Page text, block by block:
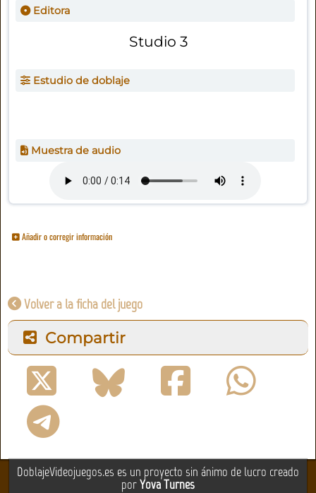
Editora
Studio 3
Estudio de doblaje
Muestra de audio
Añadir o corregir información
Volver a la ficha del juego
Compartir
DoblajeVideojuegos.es es un proyecto sin ánimo de lucro creado
porYova Turnes